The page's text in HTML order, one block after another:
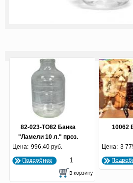
82-023-ТО82 Банка
"Ламели 10 л." проз.
Цена: 996,40 руб.
Подробнее
10062
Цена: 3